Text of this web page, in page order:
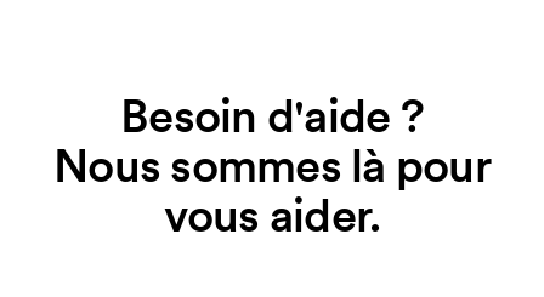
Besoin d'aide ?
Nous sommes là pour
vous aider.